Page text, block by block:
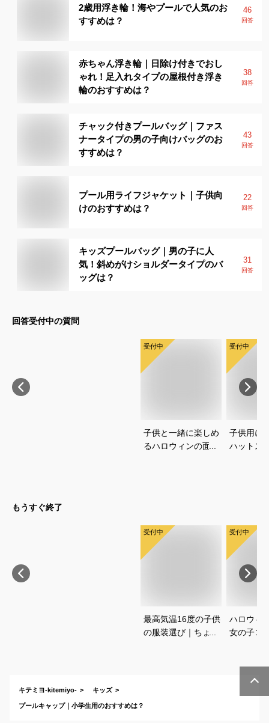
2歳用浮き輪！海やプールで人気のお
すすめは？
46
回答
赤ちゃん浮き輪｜日除け付きでおし
ゃれ！足入れタイプの屋根付き浮き
輪のおすすめは？
38
回答
チャック付きプールバッグ｜ファス
ナータイプの男の子向けバッグのお
すすめは？
43
回答
プール用ライフジャケット｜子供向
けのおすすめは？
22
回答
キッズプールバッグ｜男の子に人
気！斜めがけショルダータイプのバ
ッグは？
31
回答
回答受付中の質問
受付中
子供と一緒に楽しめ
るハロウィンの面白
受付中
子供用に
ハットス
もうすぐ終了
受付中
最高気温16度の子供
の服装選び｜ちょう
受付中
ハロウィ
女の子コ
キテミヨ-kitemiyo- キッズ
プールキャップ｜小学生用のおすすめは？